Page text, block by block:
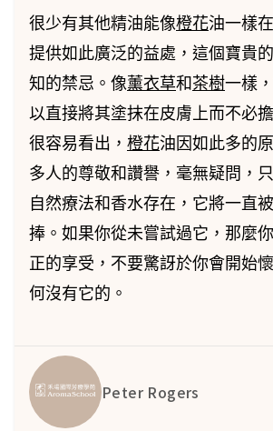
很少有其他精油能像橙花油一樣
提供如此廣泛的益處，這個寶貴
知的禁忌。像薰衣草和 茶樹一樣
以直接將其塗抹在皮膚上而不必
很容易看出， 橙花油因如此多的
多人的尊敬和讚譽，毫無疑問，
自然療法和香水存在，它將一直
捧。如果你從未嘗試過它，那麼
正的享受，不要驚訝於你會開始
何沒有它的。
Peter Rogers